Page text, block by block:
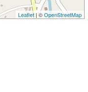
Leaflet| ©OpenStreetMap